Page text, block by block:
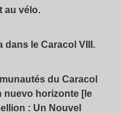
au vélo.
dans le Caracol VIII.
du Caracol
nuevo horizonte [le
: Un Nouvel